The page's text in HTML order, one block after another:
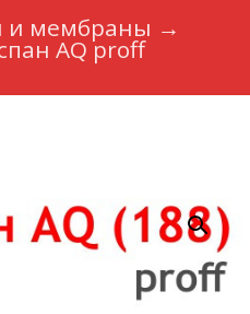
и мембраны →
AQ proff